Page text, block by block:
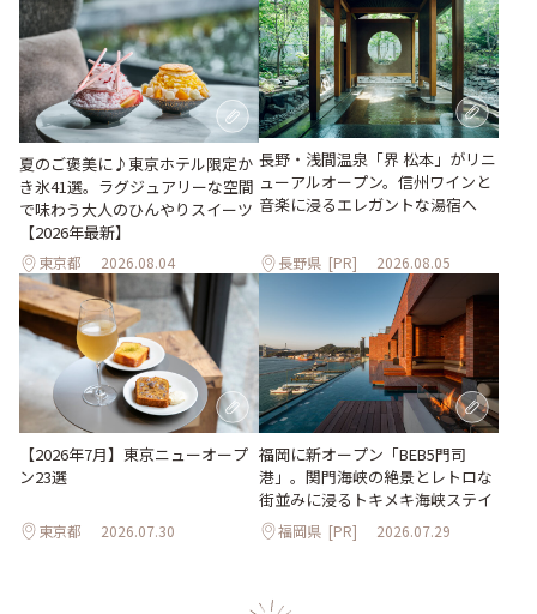
夏のご褒美に♪東京ホテル限定か
き氷41選。ラグジュアリーな空間
で味わう大人のひんやりスイーツ
【2026年最新】
東京都 2026.08.04
長野・浅間温泉「界 松本」がリニ
ューアルオープン。信州ワインと
音楽に浸るエレガントな湯宿へ
長野県 [PR] 2026.08.05
【2026年7月】東京ニューオープ
ン23選
東京都 2026.07.30
福岡に新オープン「BEB5門司
港」。関門海峡の絶景とレトロな
街並みに浸るトキメキ海峡ステイ
福岡県 [PR] 2026.07.29